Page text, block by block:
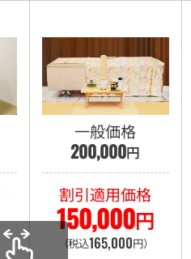
一般価格
200,000円
割引適用価格
150,000円
（税込165,000円）